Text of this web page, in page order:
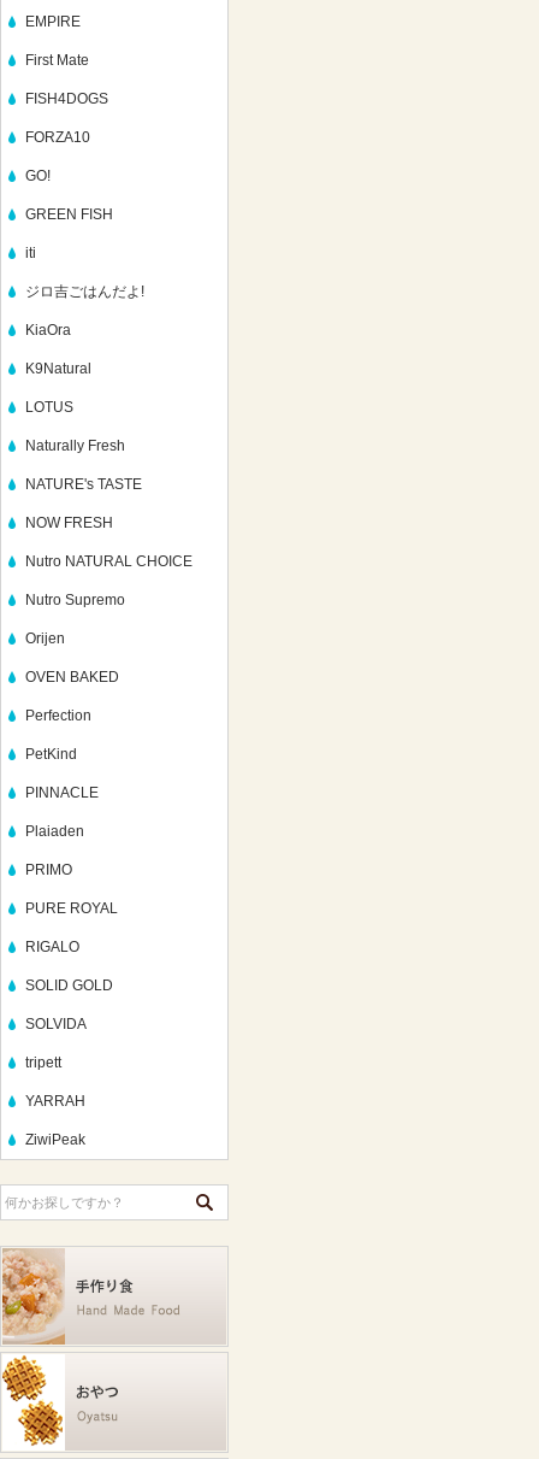
EMPIRE
First Mate
FISH4DOGS
FORZA10
GO!
GREEN FISH
iti
ジロ吉ごはんだよ!
KiaOra
K9Natural
LOTUS
Naturally Fresh
NATURE's TASTE
NOW FRESH
Nutro NATURAL CHOICE
Nutro Supremo
Orijen
OVEN BAKED
Perfection
PetKind
PINNACLE
Plaiaden
PRIMO
PURE ROYAL
RIGALO
SOLID GOLD
SOLVIDA
tripett
YARRAH
ZiwiPeak